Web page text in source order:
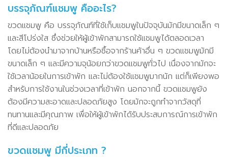
บรรจุภัณฑ์แชมพู คืออะไร?
ขวดแชมพู คือ บรรจุภัณฑ์ที่ใช้เก็บแชมพูในปัจจุบันมักมีขนาดเล็ก ๆ
และสีโปร่งใส ซึ่งช่วยให้ผู้เข้าพักสามารถใช้แชมพูได้ตลอดเวลา
โดยไม่ต้องนำมาจากบ้านหรือซื้อจากร้านค้าอื่น ๆ ขวดแชมพูมักมี
ขนาดเล็ก ๆ และมีความจุน้อยกว่าขวดแชมพูทั่วไป เนื่องจากมักจะ
ใช้เวลาน้อยในการเข้าพัก และไม่ต้องใช้แชมพูมากนัก แต่ก็เพียงพอ
สำหรับการใช้งานในช่วงเวลาที่เข้าพัก นอกจากนี้ ขวดแชมพูยัง
ต้องมีความสะอาดและปลอดภัยสูง โดยมักจะถูกทำจากวัสดุที่
ทนทานและมีคุณภาพ เพื่อให้ผู้เข้าพักได้รับประสบการณ์การเข้าพัก
ที่ดีและปลอดภัย
ขวดแชมพู มีกี่ประเภท ?